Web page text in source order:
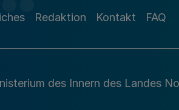
Redaktion Kontakt FAQ
des Innern des Landes